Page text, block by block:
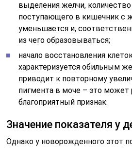
выделения желчи, количество
поступающего в кишечник с
уменьшается и,
из чего образовываться;
начало восстановления
характеризуется обильным
приводит к повторному
пигмента в моче – это может
благоприятный признак.
Значение показателя у
Однако у новорожденного этот